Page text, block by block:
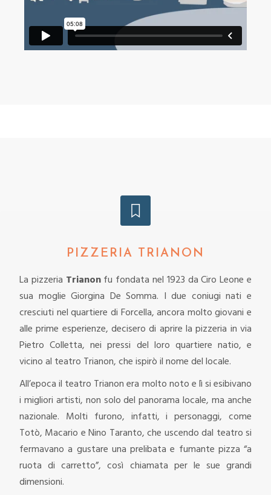
PIZZERIA TRIANON
La pizzeria Trianonfu fondata nel 1923 da Ciro Leone e
sua moglie Giorgina De Somma. I due coniugi nati e
cresciuti nel quartiere di Forcella, ancora molto giovani e
alle prime esperienze, decisero di aprire la pizzeria in via
Pietro Colletta, nei pressi del loro quartiere natio, e
vicino al teatro Trianon, che ispirò il nome del locale.
All’epoca il teatro Trianon era molto noto e lì si esibivano
i migliori artisti, non solo del panorama locale, ma anche
nazionale. Molti furono, infatti, i personaggi, come
Totò, Macario e Nino Taranto, che uscendo dal teatro si
fermavano a gustare una prelibata e fumante pizza “a
ruota di carretto”, così chiamata per le sue grandi
dimensioni.